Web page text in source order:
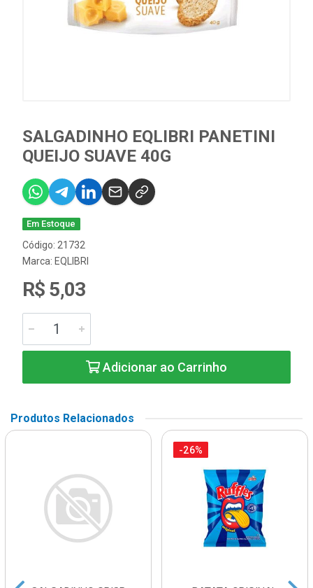
SALGADINHO EQLIBRI PANETINI
QUEIJO SUAVE 40G
Em Estoque
Código: 21732
Marca: EQLIBRI
R$ 5,03
Adicionar ao Carrinho
Produtos Relacionados
-26%